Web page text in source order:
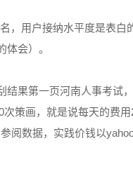
用户接纳水平度是表白
会）。
果第一页河南人事考试
策画，就是说每天的费
阅数据，实践价钱以